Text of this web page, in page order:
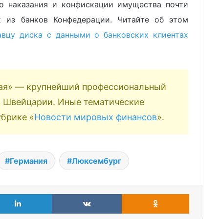
наказания и конфискации имущества почти
из банков Конфедерации. Читайте об этом
диска с данными о банковских клиентах
— крупнейший профессиональный
Швейцарии. Иные тематические
«Новости мировых финансов».
Германия Люксембург
LinkedIn VKontakte
Как в Баден-Вюртемберге
прикармливают «журналистов»